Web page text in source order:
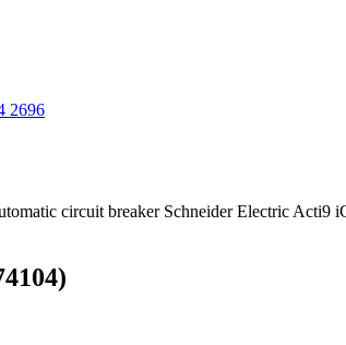
2696
circuit breaker Schneider Electric Acti9